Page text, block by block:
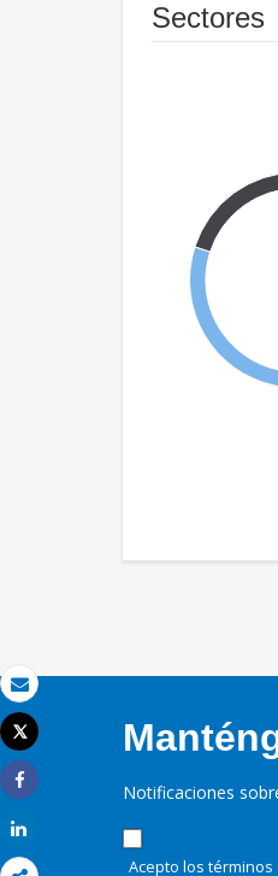
Correo electrónico
Imprimir
Tweet
Share
Sectores
Notificaciones
Acepto los términos